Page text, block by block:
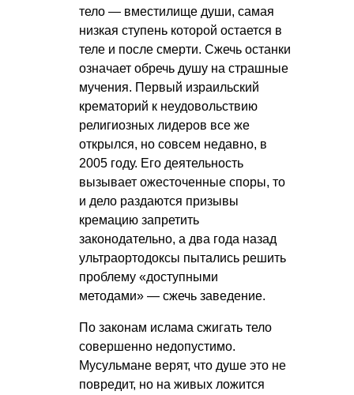
тело — вместилище души, самая
низкая ступень которой остается в
теле и после смерти. Сжечь останки
означает обречь душу на страшные
мучения. Первый израильский
крематорий к неудовольствию
религиозных лидеров все же
открылся, но совсем недавно, в
2005 году. Его деятельность
вызывает ожесточенные споры, то
и дело раздаются призывы
кремацию запретить
законодательно, а два года назад
ультраортодоксы пытались решить
проблему «доступными
методами» — сжечь заведение.
По законам ислама сжигать тело
совершенно недопустимо.
Мусульмане верят, что душе это не
повредит, но на живых ложится